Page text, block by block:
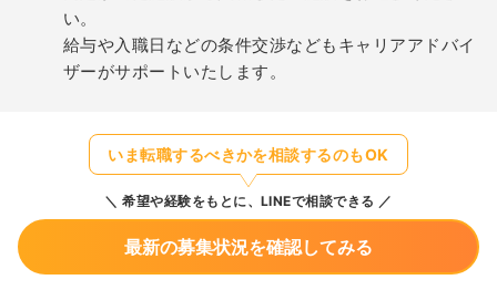
い。
給与や入職日などの条件交渉などもキャリアアドバイ
ザーがサポートいたします。
いま転職するべきかを相談するのもOK
希望や経験をもとに、LINEで相談できる
最新の募集状況を確認してみる